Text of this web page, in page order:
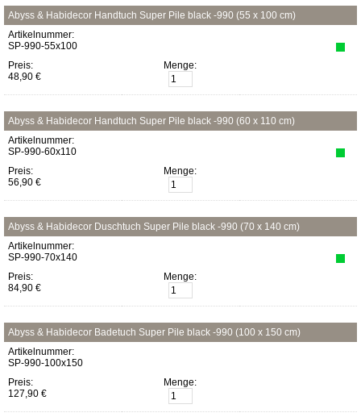
Abyss & Habidecor Handtuch Super Pile black -990 (55 x 100 cm)
Artikelnummer:
SP-990-55x100
Preis:
48,90 €
Menge:
Abyss & Habidecor Handtuch Super Pile black -990 (60 x 110 cm)
Artikelnummer:
SP-990-60x110
Preis:
56,90 €
Menge:
Abyss & Habidecor Duschtuch Super Pile black -990 (70 x 140 cm)
Artikelnummer:
SP-990-70x140
Preis:
84,90 €
Menge:
Abyss & Habidecor Badetuch Super Pile black -990 (100 x 150 cm)
Artikelnummer:
SP-990-100x150
Preis:
127,90 €
Menge: